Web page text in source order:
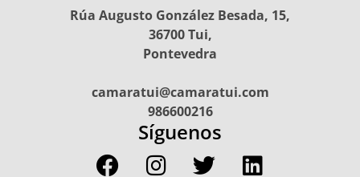
Rúa Augusto González Besada, 15,
36700 Tui,
Pontevedra
camaratui@camaratui.com
986600216
Síguenos